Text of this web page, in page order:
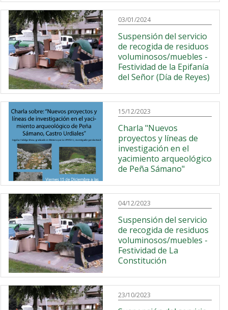
03/01/2024
Suspensión del servicio
de recogida de residuos
voluminosos/muebles -
Festividad de la Epifanía
del Señor (Día de Reyes)
15/12/2023
Charla "Nuevos
proyectos y líneas de
investigación en el
yacimiento arqueológico
de Peña Sámano"
04/12/2023
Suspensión del servicio
de recogida de residuos
voluminosos/muebles -
Festividad de La
Constitución
23/10/2023